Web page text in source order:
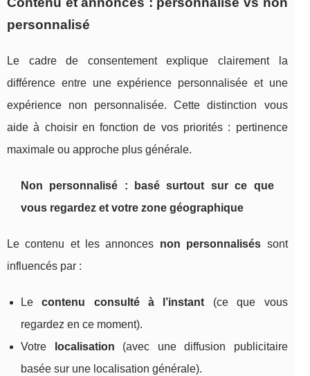
personnalisé
Le cadre de consentement explique clairement la
différence entre une expérience personnalisée et une
expérience non personnalisée. Cette distinction vous
aide à choisir en fonction de vos priorités : pertinence
maximale ou approche plus générale.
Non personnalisé : basé surtout sur ce que
vous regardez et votre zone géographique
Le contenu et les annonces non personnalisés sont
influencés par :
Lecontenu consulté à l’instant (ce que vous
regardez en ce moment).
Votre
localisation (avec une diffusion publicitaire
basée sur une localisation générale).